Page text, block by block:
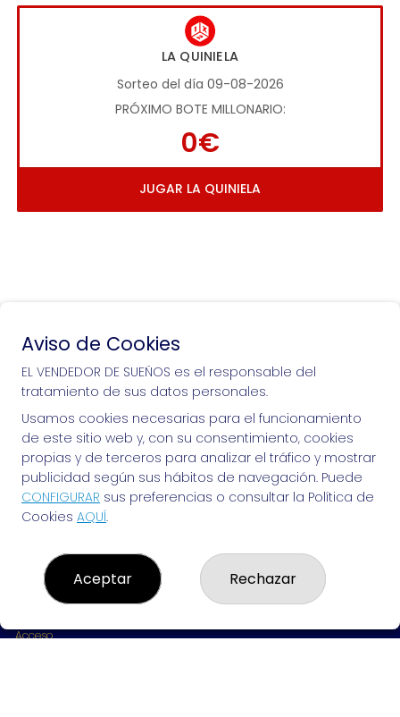
LA QUINIELA
Sorteo del día 09-08-2026
PRÓXIMO BOTE MILLONARIO:
0€
JUGAR LA QUINIELA
Si puedes soñarlo, puedes hacerlo, ¡mucha
suerte!
EL VENDEDOR DE SUEÑOS
¿Quiénes somos?
Resultados
Contacto
Empresas
Acceso
Aviso de Cookies
EL VENDEDOR DE SUEÑOS es el responsable del
tratamiento de sus datos personales.
Usamos cookies necesarias para el funcionamiento
de este sitio web y, con su consentimiento, cookies
propias y de terceros para analizar el tráfico y mostrar
publicidad según sus hábitos de navegación. Puede
CONFIGURAR sus preferencias o consultar la Política de
Cookies AQUÍ.
Aceptar Rechazar